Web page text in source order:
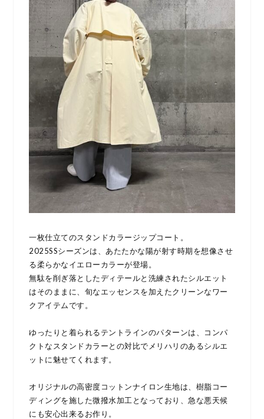
一枚仕立てのスタンドカラージップコート。
2025SSシーズンは、あたたかな陽が射す時期を想像させ
る柔らかなイエローカラーが登場。
無駄を削ぎ落としたディテールと洗練されたシルエット
はそのままに、旬なエッセンスを加えたクリーンなワー
クアイテムです。
ゆったりと着られるテントラインのパターンは、コンパ
クトなスタンドカラーとの対比でメリハリのあるシルエ
ットに魅せてくれます。
オリジナルの高密度コットンナイロン生地は、樹脂コー
ディングを施した微撥水加工となっており、急な悪天候
にも安心出来るお作り。